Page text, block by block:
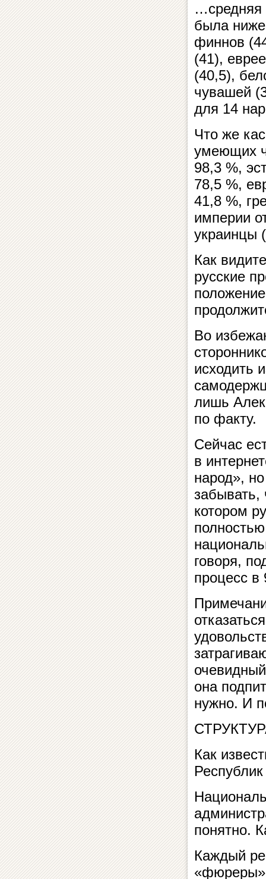
…средняя
была
финнов
(41),
(40,5),
чувашей
для 14
Что же
умеющих
98,3 %,
78,5 %,
41,8 %,
империи
украинцы
Как
русские
Во
исходить
лишь
по факту.
Сейчас
в
народ»,
забывать,
котором
говоря,
процесс в
она
нужно. И
Как
понятно.
Каждый
«фюреры»